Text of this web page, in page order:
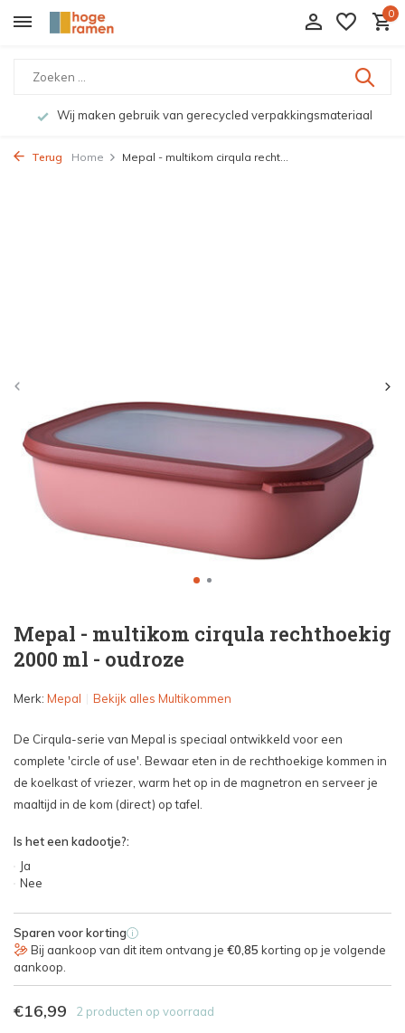
0
Wij maken gebruik van gerecycled verpakkingsmateriaal
Terug Home Mepal - multikom cirqula recht...
Mepal - multikom cirqula rechthoekig
2000 ml - oudroze
Merk: Mepal Bekijk alles Multikommen
De Cirqula-serie van Mepal is speciaal ontwikkeld voor een
complete 'circle of use'. Bewaar eten in de rechthoekige kommen in
de koelkast of vriezer, warm het op in de magnetron en serveer je
maaltijd in de kom (direct) op tafel.
Is het een kadootje?:
Ja
Nee
Sparen voor korting i
Bij aankoop van dit item ontvang je €0,85 korting op je volgende
aankoop.
€16,99 2 producten op voorraad